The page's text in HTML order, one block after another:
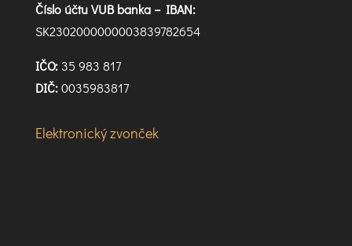
Číslo účtu VUB banka – IBAN:
SK2302000000003839782654
IČO:35 983 817
DIČ:0035983817
Elektronický zvonček